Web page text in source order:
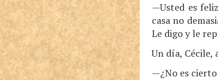
—Usted es
casa no
Le digo y le
Un día, Cécile,
—¿No es cierto